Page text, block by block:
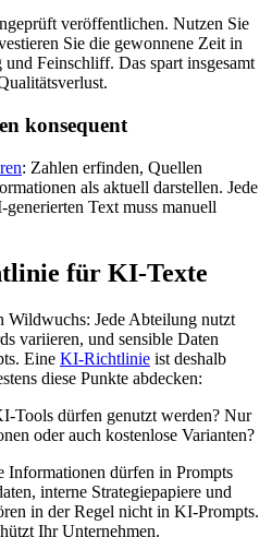
veröffentlichen. Nutzen Sie
Sie die gewonnene Zeit in
Feinschliff. Das spart insgesamt
konsequent
: Zahlen erfinden, Quellen
als aktuell darstellen. Jede
Text muss manuell
für KI-Texte
Wildwuchs: Jede Abteilung nutzt
variieren, und sensible Daten
Eine KI-Richtlinie ist deshalb
diese Punkte abdecken:
Tools dürfen genutzt werden? Nur
oder auch kostenlose Varianten?
Informationen dürfen in Prompts
interne Strategiepapiere und
in der Regel nicht in KI-Prompts.
Ihr Unternehmen.